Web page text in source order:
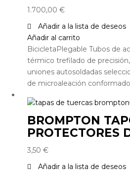
1.700,00 €
Añadir a la lista de deseos
Añadir al carrito
BicicletaPlegable Tubos de
térmico trefilado de
uniones autosoldadas
de microaleación
BROMPTON
PROTECTORES
3,50 €
Añadir a la lista de deseos